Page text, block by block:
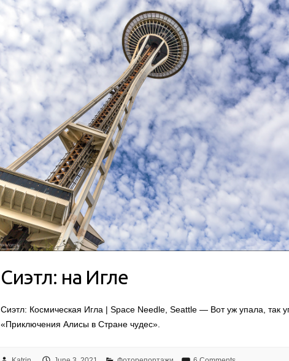
Сиэтл: на Игле
Сиэтл: Космическая Игла | Space Needle, Seattle — Вот уж упала, так
«Приключения Алисы в Стране чудес».